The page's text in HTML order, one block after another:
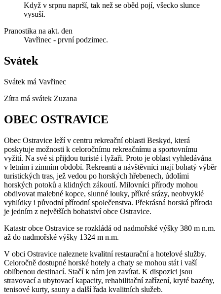
Když v srpnu naprší, tak než se oběd pojí, všecko slunce
vysuší.
Pranostika na akt. den
Vavřinec - první podzimec.
Svátek
Svátek má Vavřinec
Zítra má svátek Zuzana
OBEC OSTRAVICE
Obec Ostravice leží v centru rekreační oblasti Beskyd, která
poskytuje možnosti k celoročnímu rekreačnímu a sportovnímu
vyžití. Na své si přijdou turisté i lyžaři. Proto je oblast vyhledávána
v letním i zimním období. Rekreanti a návštěvníci mají bohatý výběr
turistických tras, jež vedou po horských hřebenech, údolími
horských potoků a klidných zákoutí. Milovníci přírody mohou
obdivovat malebné kopce, slunné louky, příkré srázy, neobvyklé
vyhlídky i původní přírodní společenstva. Překrásná horská příroda
je jedním z největších bohatství obce Ostravice.
Katastr obce Ostravice se rozkládá od nadmořské výšky 380 m n.m.
až do nadmořské výšky 1324 m n.m.
V obci Ostravice naleznete kvalitní restaurační a hotelové služby.
Celoročně dostupné horské hotely a chaty se mohou stát i vaší
oblíbenou destinací. Stačí k nám jen zavítat. K dispozici jsou
stravovací a ubytovací kapacity, rehabilitační zařízení, kryté bazény,
tenisové kurty, sauny a další řada kvalitních služeb.